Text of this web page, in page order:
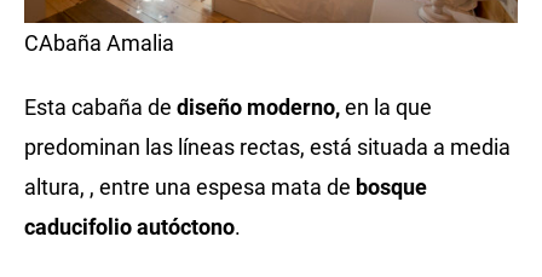
CAbaña Amalia
Esta cabaña de diseño moderno,en la que
predominan las líneas rectas, está situada a media
altura, , entre una espesa mata de bosque
caducifolio autóctono.